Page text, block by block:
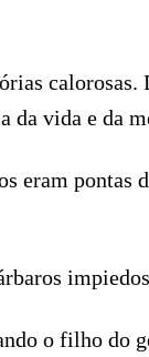
da vida e da
pontas
o filho do